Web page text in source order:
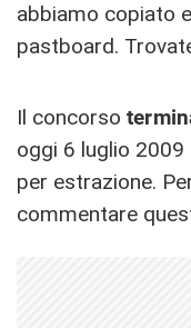
abbiamo copiato
pastboard.
Il concorso
oggi 6 luglio 2009
per estrazione.
commentare